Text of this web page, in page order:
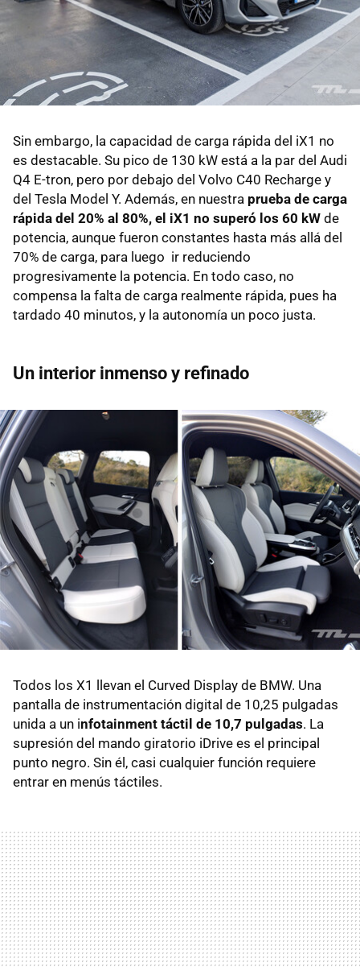
Sin embargo, la capacidad de carga rápida del iX1 no
es destacable. Su pico de 130 kW está a la par del Audi
Q4 E-tron, pero por debajo del Volvo C40 Recharge y
del Tesla Model Y. Además, en nuestra prueba de carga
rápida del 20% al 80%, el iX1 no superó los 60 kW de
potencia, aunque fueron constantes hasta más allá del
70% de carga, para luego ir reduciendo
progresivamente la potencia. En todo caso, no
compensa la falta de carga realmente rápida, pues ha
tardado 40 minutos, y la autonomía un poco justa.
Un interior inmenso y refinado
Todos los X1 llevan el Curved Display de BMW. Una
pantalla de instrumentación digital de 10,25 pulgadas
unida a un infotainment táctil de 10,7 pulgadas. La
supresión del mando giratorio iDrive es el principal
punto negro. Sin él, casi cualquier función requiere
entrar en menús táctiles.